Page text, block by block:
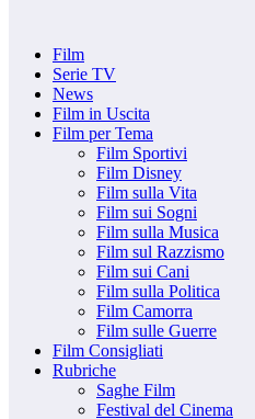
Film
Serie TV
News
Film in Uscita
Film per Tema
Film Sportivi
Film Disney
Film sulla Vita
Film sui Sogni
Film sulla Musica
Film sul Razzismo
Film sui Cani
Film sulla Politica
Film Camorra
Film sulle Guerre
Film Consigliati
Rubriche
Saghe Film
Festival del Cinema